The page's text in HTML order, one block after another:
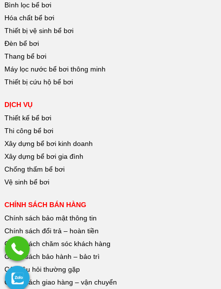
Bình lọc bể bơi
Hóa chất bể bơi
Thiết bị vệ sinh bể bơi
Đèn bể bơi
Thang bể bơi
Máy lọc nước bể bơi thông minh
Thiết bị cứu hộ bể bơi
DỊCH VỤ
Thiết kế bể bơi
Thi công bể bơi
Xây dựng bể bơi kinh doanh
Xây dựng bể bơi gia đình
Chống thấm bể bơi
Vệ sinh bể bơi
CHÍNH SÁCH BÁN HÀNG
Chính sách bảo mật thông tin
Chính sách đổi trả – hoàn tiền
Chính sách chăm sóc khách hàng
Chính sách bảo hành – bảo trì
Các câu hỏi thường gặp
Chính sách giao hàng – vận chuyển